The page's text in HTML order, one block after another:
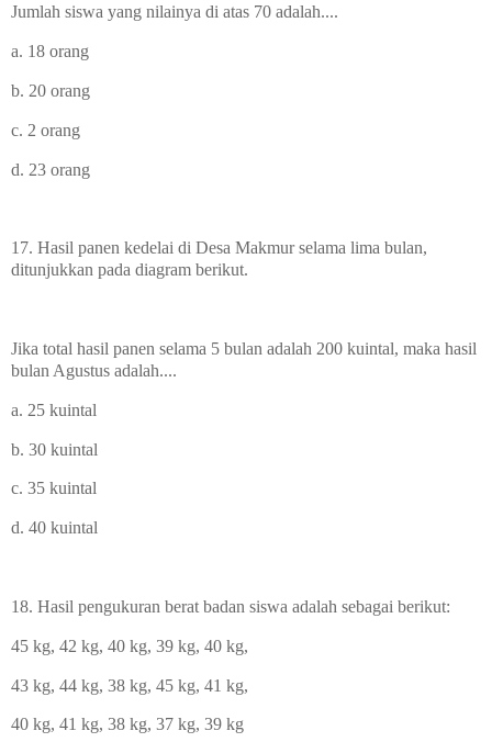
Jumlah siswa yang nilainya di atas 70 adalah....
a. 18 orang
b. 20 orang
c. 2 orang
d. 23 orang
17. Hasil panen kedelai di Desa Makmur selama lima bulan,
ditunjukkan pada diagram berikut.
Jika total hasil panen selama 5 bulan adalah 200 kuintal, maka hasil
bulan Agustus adalah....
a. 25 kuintal
b. 30 kuintal
c. 35 kuintal
d. 40 kuintal
18. Hasil pengukuran berat badan siswa adalah sebagai berikut:
45 kg, 42 kg, 40 kg, 39 kg, 40 kg,
43 kg, 44 kg, 38 kg, 45 kg, 41 kg,
40 kg, 41 kg, 38 kg, 37 kg, 39 kg